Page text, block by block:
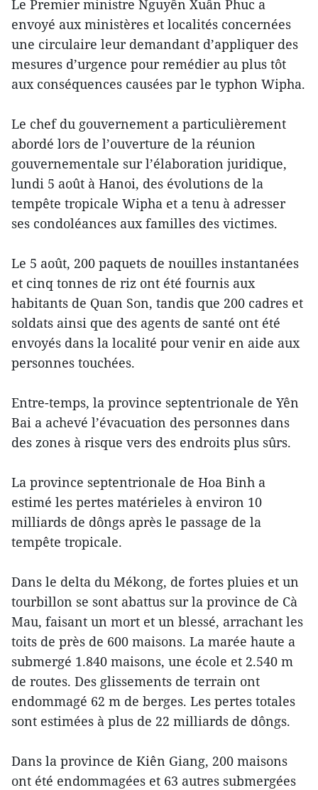
Le Premier ministre Nguyên Xuân Phuc a
envoyé aux ministères et localités concernées
une circulaire leur demandant d’appliquer des
mesures d’urgence pour remédier au plus tôt
aux conséquences causées par le typhon Wipha.
Le chef du gouvernement a particulièrement
abordé lors de l’ouverture de la réunion
gouvernementale sur l’élaboration juridique,
lundi 5 août à Hanoi, des évolutions de la
tempête tropicale Wipha et a tenu à adresser
ses condoléances aux familles des victimes.
Le 5 août, 200 paquets de nouilles instantanées
et cinq tonnes de riz ont été fournis aux
habitants de Quan Son, tandis que 200 cadres et
soldats ainsi que des agents de santé ont été
envoyés dans la localité pour venir en aide aux
personnes touchées.
Entre-temps, la province septentrionale de Yên
Bai a achevé l’évacuation des personnes dans
des zones à risque vers des endroits plus sûrs.
La province septentrionale de Hoa Binh a
estimé les pertes matérieles à environ 10
milliards de dôngs après le passage de la
tempête tropicale.
Dans le delta du Mékong, de fortes pluies et un
tourbillon se sont abattus sur la province de Cà
Mau, faisant un mort et un blessé, arrachant les
toits de près de 600 maisons. La marée haute a
submergé 1.840 maisons, une école et 2.540 m
de routes. Des glissements de terrain ont
endommagé 62 m de berges. Les pertes totales
sont estimées à plus de 22 milliards de dôngs.
Dans la province de Kiên Giang, 200 maisons
ont été endommagées et 63 autres submergées